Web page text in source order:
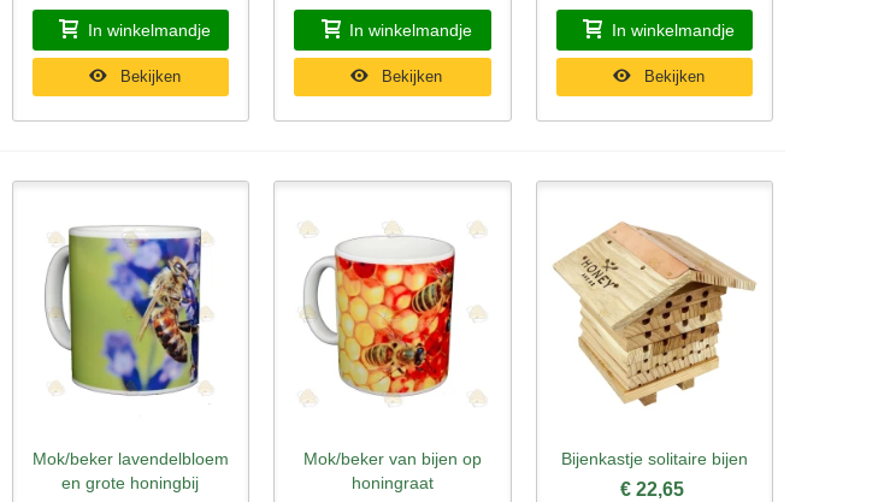
In winkelmandje
Bekijken
In winkelmandje
Bekijken
In winkelmandje
Bekijken
Snel bekijken
Mok/beker lavendelbloem
en grote honingbij
Snel bekijken
Mok/beker van bijen op
honingraat
Snel bekijken
Bijenkastje solitaire bijen
€ 22,65